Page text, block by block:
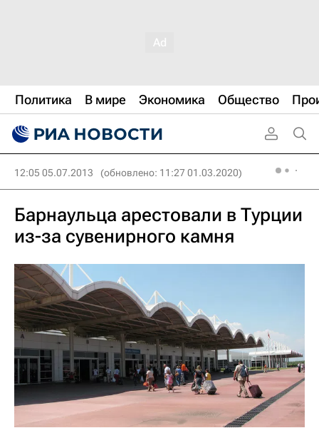
Политика В мире Экономика Общество
12:05 05.07.2013 (обновлено: 11:27 01.03.2020)
Барнаульца арестовали в Турции
из-за сувенирного камня